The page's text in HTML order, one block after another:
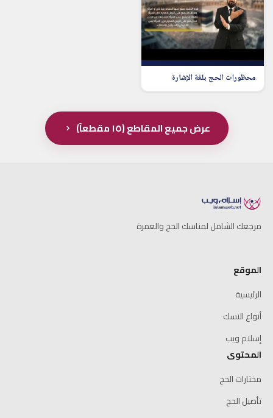
محظورات الحج بلغة الإشارة
عرض جميع المقاطع (١٥ مقطعاً)
مرجعك الشامل لمناسك الحج والعمرة
الموقع
الرئيسية
أنواع النسك
إسلام ويب
المحتوى
مختارات الحج
تأصيل الحج